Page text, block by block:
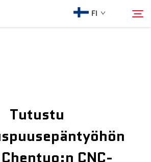
FI
Tutustu
CNC-